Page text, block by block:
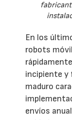
En los
robots
incipiente y
maduro
envíos